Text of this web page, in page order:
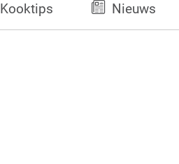
Kooktips Nieuws